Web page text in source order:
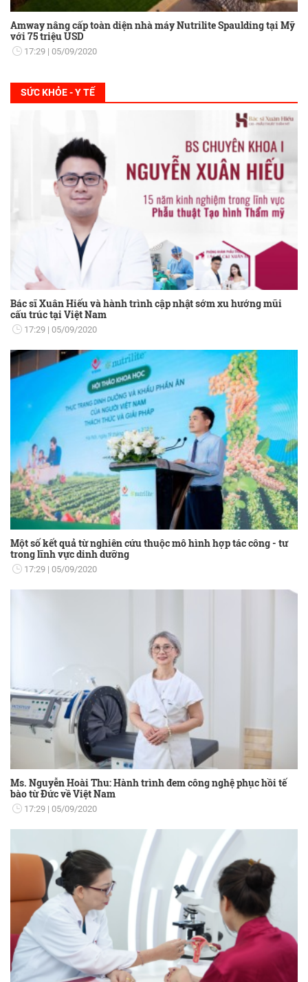
Amway nâng cấp toàn diện nhà máy Nutrilite Spaulding tại Mỹ
với 75 triệu USD
17:29 05/09/2020
SỨC KHỎE - Y TẾ
Bác sĩ Xuân Hiếu và hành trình cập nhật sớm xu hướng mũi
cấu trúc tại Việt Nam
17:29 05/09/2020
Một số kết quả từ nghiên cứu thuộc mô hình hợp tác công - tư
trong lĩnh vực dinh dưỡng
17:29 05/09/2020
Ms. Nguyễn Hoài Thu: Hành trình đem công nghệ phục hồi tế
bào từ Đức về Việt Nam
17:29 05/09/2020